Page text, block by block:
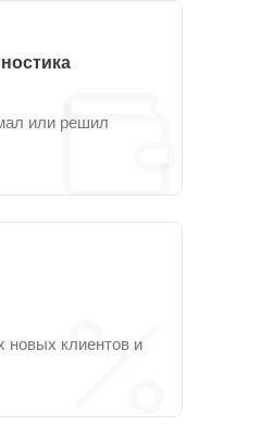
или решил
новых клиентов и